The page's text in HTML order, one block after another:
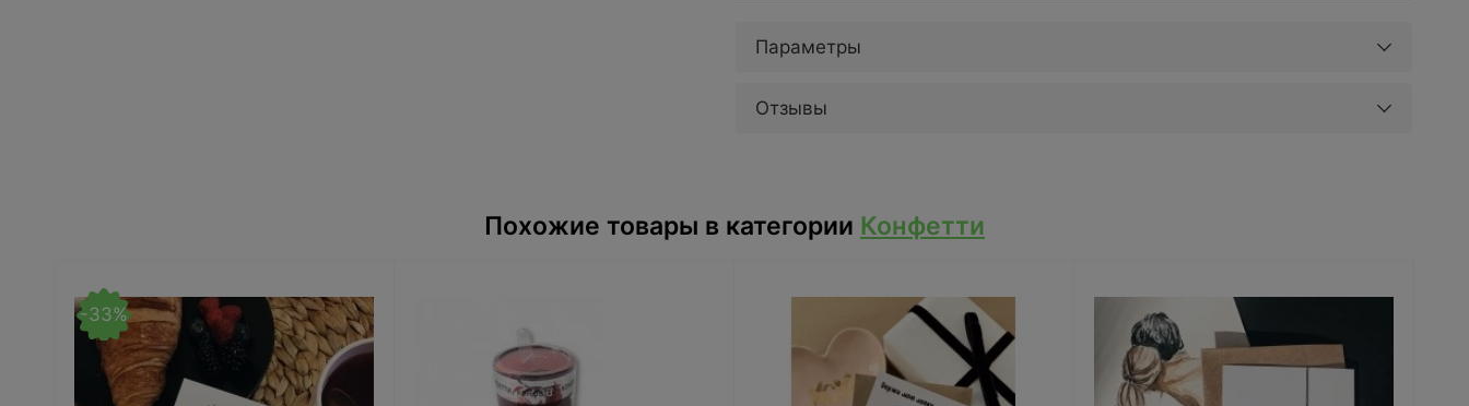
Параметры
Отзывы
Похожие товары в категории Конфетти
-33%